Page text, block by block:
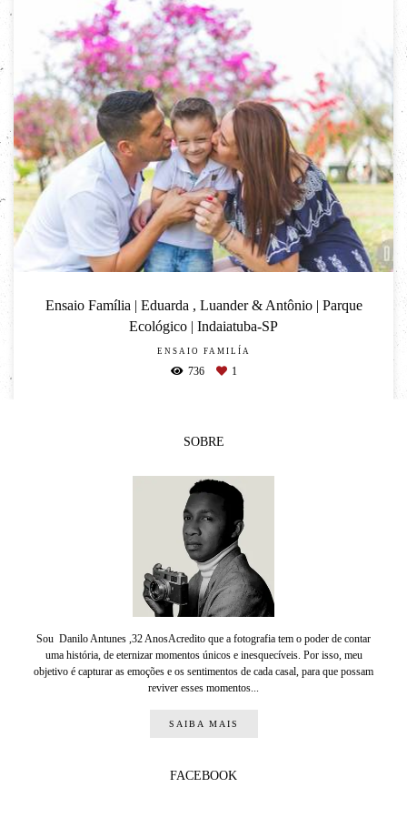
Ensaio Família | Eduarda , Luander & Antônio | Parque
Ecológico | Indaiatuba-SP
ENSAIO FAMILÍA
736 1
SOBRE
Sou Danilo Antunes ,32 AnosAcredito que a fotografia tem o poder de contar
uma história, de eternizar momentos únicos e inesquecíveis. Por isso, meu
objetivo é capturar as emoções e os sentimentos de cada casal, para que possam
reviver esses momentos...
SAIBA MAIS
FACEBOOK